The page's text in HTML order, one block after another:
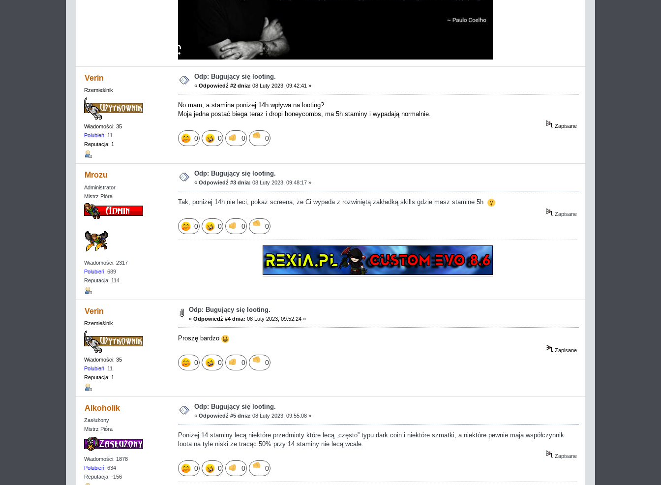
Verin
Rzemieślnik
Wiadomości: 35
Polubień: 11
Reputacja: 1
Odp: Bugujący się looting.
« Odpowiedź #2 dnia: 08 Luty 2023, 09:42:41 »
No mam, a stamina poniżej 14h wpływa na looting?
Moja jedna postać biega teraz i dropi honeycombs, ma 5h staminy i wypadają normalnie.
Zapisane
0 0 0 0
Mrozu
Administrator
Mistrz Pióra
Wiadomości: 2317
Polubień: 689
Reputacja: 114
Odp: Bugujący się looting.
« Odpowiedź #3 dnia: 08 Luty 2023, 09:48:17 »
Tak, poniżej 14h nie leci, pokaż screena, że Ci wypada z rozwiniętą zakładką skills gdzie masz stamine 5h
Zapisane
0 0 0 0
Verin
Rzemieślnik
Wiadomości: 35
Polubień: 11
Reputacja: 1
Odp: Bugujący się looting.
« Odpowiedź #4 dnia: 08 Luty 2023, 09:52:24 »
Proszę bardzo
Zapisane
0 0 0 0
Alkoholik
Zasłużony
Mistrz Pióra
Wiadomości: 1878
Polubień: 634
Reputacja: -156
Odp: Bugujący się looting.
« Odpowiedź #5 dnia: 08 Luty 2023, 09:55:08 »
Poniżej 14 staminy lecą niektóre przedmioty które lecą „często” typu dark coin i niektóre szmatki, a niektóre pewnie maja współczynnik
loota na tyle niski ze tracąc 50% przy 14 staminy nie lecą wcale.
Zapisane
0 0 0 0